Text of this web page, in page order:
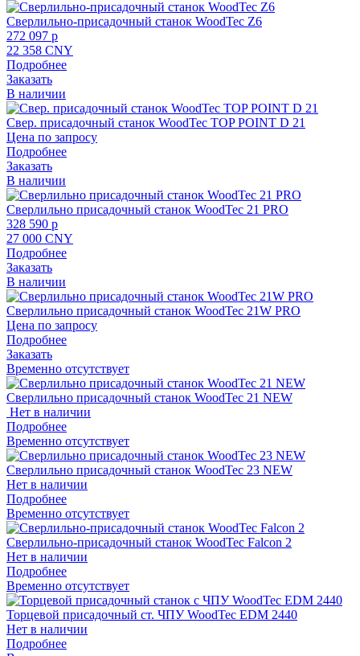
Сверлильно-присадочный станок WoodTec Z6
272 097 p
22 358 CNY
Подробнее
Заказать
В наличии
Свер. присадочный станок WoodTec TOP POINT D 21
Цена по запросу
Подробнее
Заказать
В наличии
Сверлильно присадочный станок WoodTec 21 PRO
328 590 p
27 000 CNY
Подробнее
Заказать
В наличии
Сверлильно присадочный станок WoodTec 21W PRO
Цена по запросу
Подробнее
Заказать
Временно отсутствует
Сверлильно присадочный станок WoodTec 21 NEW
Нет в наличии
Подробнее
Временно отсутствует
Сверлильно присадочный станок WoodTec 23 NEW
Нет в наличии
Подробнее
Временно отсутствует
Сверлильно-присадочный станок WoodTec Falcon 2
Нет в наличии
Подробнее
Временно отсутствует
Торцевой присадочный ст. ЧПУ WoodTec EDM 2440
Нет в наличии
Подробнее